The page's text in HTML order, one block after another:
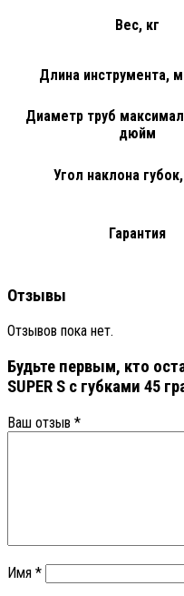
Вес, кг
Длина инструмента,
Диаметр труб
дюйм
Угол наклона
Гарантия
Отзывы
Отзывов пока нет.
Будьте первым, кто
SUPER S с губками 45
Ваш отзыв *
Имя *